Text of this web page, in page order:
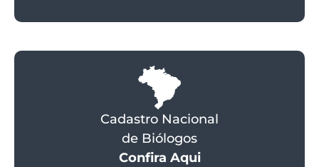
Cadastro Nacional
de Biólogos
Confira Aqui